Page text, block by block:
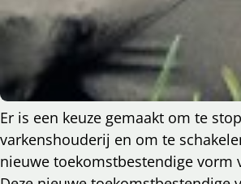
Er is een keuze gemaakt om te
varkenshouderij en om te
nieuwe toekomstbestendige vorm